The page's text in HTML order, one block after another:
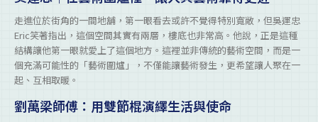
走進位於街角的一間地舖，第一眼看去或許不覺得特別寬敞，但吳運忠
Eric笑著指出，這個空間其實有兩層，樓底也非常高。他說，正是這種
結構讓他第一眼就愛上了這個地方。這裡並非傳統的藝術空間，而是一
個充滿可能性的「藝術圍爐」，不僅能讓藝術發生，更希望讓人聚在一
起、互相取暖。
劉萬梁師傅：用雙節棍演繹生活與使命